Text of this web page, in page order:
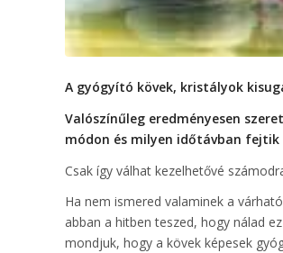
A gyógyító kövek, kristályok
Valószínűleg eredményesen
módon és milyen időtávban
Csak így válhat kezelhetővé
Ha nem ismered valaminek a
abban a hitben teszed, hogy nálad
mondjuk, hogy a kövek képesek